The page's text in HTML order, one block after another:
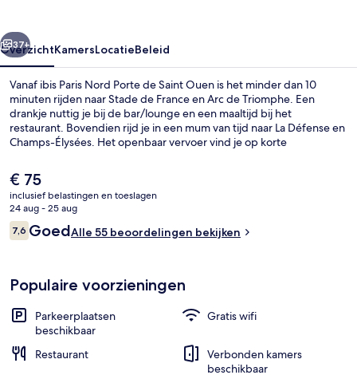
Ouen
Volgende
37+
OverzichtKamersLocatieBeleid
Vanaf ibis Paris Nord Porte de Saint Ouen is het minder dan 10
minuten rijden naar Stade de France en Arc de Triomphe. Een
drankje nuttig je bij de bar/lounge en een maaltijd bij het
restaurant. Bovendien rijd je in een mum van tijd naar La Défense en
Champs-Élysées. Het openbaar vervoer vind je op korte
Saint-Ouen en 9 minuten naar Metrostation Garibaldi.
De
huidige
prijs
is
€ 75
€ 75
inclusief belastingen en toeslagen
24 aug - 25 aug
Beoordelingen
7,67,6 op 10 –
GoedAlle 55 beoordelingen bekijken
Populaire voorzieningen
Parkeerplaatsen
beschikbaar
Gratis wifi
Restaurant
Verbonden kamers
beschikbaar